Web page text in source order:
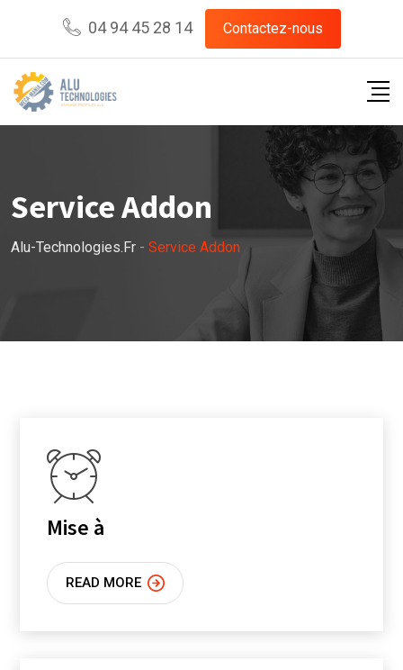
04 94 45 28 14 Contactez-nous
Service Addon
Alu-Technologies.fr - Service Addon
Mise à
READ MORE